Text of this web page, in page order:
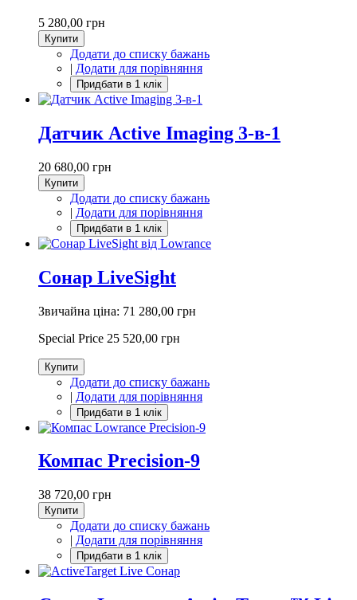
5 280,00 грн
Купити
Додати до списку бажань
| Додати для порівняння
Датчик Active Imaging 3-в-1
20 680,00 грн
Купити
Додати до списку бажань
| Додати для порівняння
Сонар LiveSight
Звичайна ціна: 71 280,00 грн
Special Price 25 520,00 грн
Купити
Додати до списку бажань
| Додати для порівняння
Компас Precision-9
38 720,00 грн
Купити
Додати до списку бажань
| Додати для порівняння